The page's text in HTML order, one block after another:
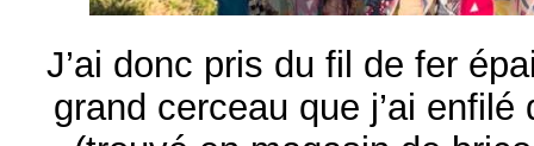
J’ai donc pris du fil de fer
grand cerceau que j’ai